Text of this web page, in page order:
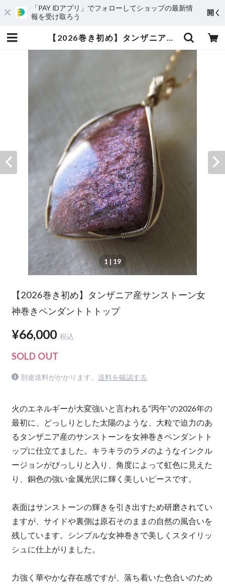
「PAY IDアプリ」でフォローしてショップの最新情
報を受け取ろう
開く
【2026巻き初め】タンザニア産サンストーン女神巻きペンダントトトップ | komichi コミチの石
1 | 19
【2026巻き初め】タンザニア産サンストーン女
神巻きペンダントトトップ
¥66,000 税込
SOLD OUT
別途送料がかかります。 送料を確認する
火のエネルギーが大変強いと言われる“丙午”の2026年の
最初に、どっしりとした太陽のような、大粒で迫力のあ
るタンザニア産のサンストーンを女神巻きペンダントト
ップに仕立てました。キラキラのラメのようなインクル
ージョンがびっしりと入り、角度によって虹色に見えた
り、銅色の強い金属光沢に輝く美しいピースです。
表面はサンストーンの輝きを引き出すため研磨されてい
ますが、サイドや裏側は原石そのままの自然の風合いを
残しています。シンプルな女神巻きで美しくスタイリッ
シュに仕上がりました。
力強く華やかな存在感ですが、落ち着いた色合いのため